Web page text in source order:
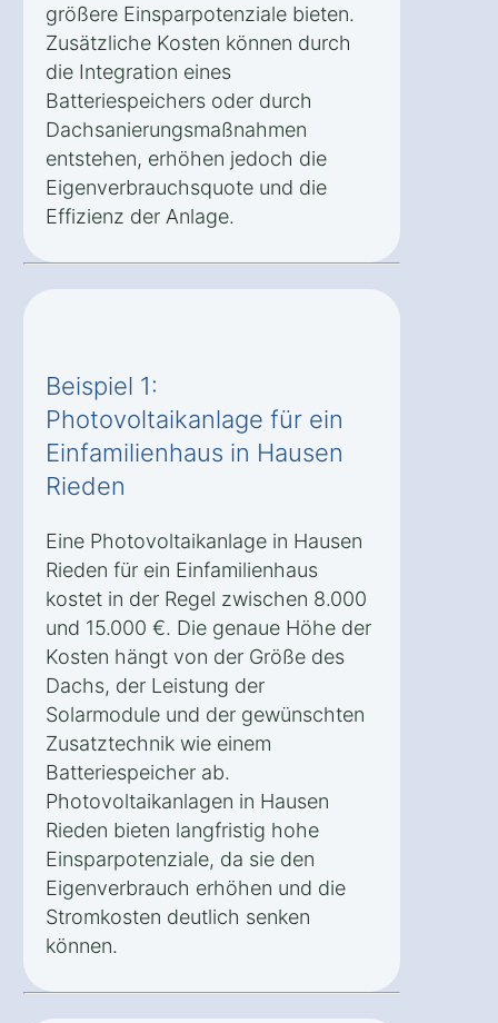
größere Einsparpotenziale bieten.
Zusätzliche Kosten können durch
die Integration eines
Batteriespeichers oder durch
Dachsanierungsmaßnahmen
entstehen, erhöhen jedoch die
Eigenverbrauchsquote und die
Effizienz der Anlage.
Beispiel 1:
Photovoltaikanlage für ein
Einfamilienhaus in Hausen
Rieden
Eine Photovoltaikanlage in Hausen
Rieden für ein Einfamilienhaus
kostet in der Regel zwischen 8.000
und 15.000 €. Die genaue Höhe der
Kosten hängt von der Größe des
Dachs, der Leistung der
Solarmodule und der gewünschten
Zusatztechnik wie einem
Batteriespeicher ab.
Photovoltaikanlagen in Hausen
Rieden bieten langfristig hohe
Einsparpotenziale, da sie den
Eigenverbrauch erhöhen und die
Stromkosten deutlich senken
können.